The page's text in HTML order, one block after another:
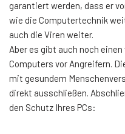
garantiert werden, dass er
wie die Computertechnik
auch die Viren weiter.
Aber es gibt auch noch
Computers vor Angreifern.
mit gesundem
direkt ausschließen.
den Schutz Ihres PCs: